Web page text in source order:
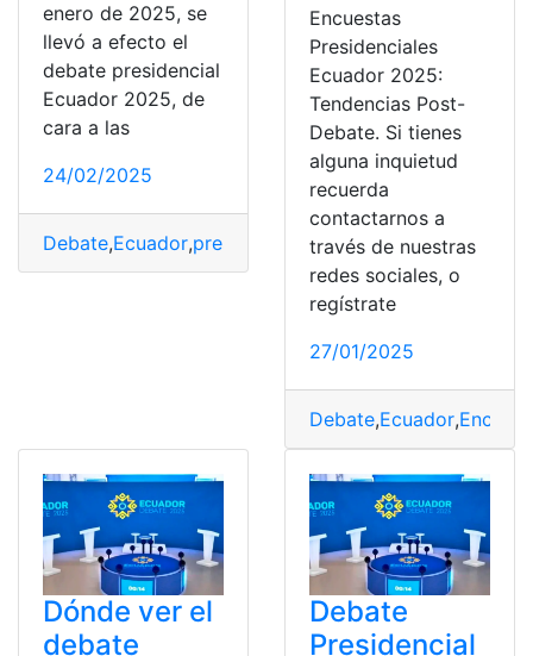
enero de 2025, se
llevó a efecto el
debate presidencial
Ecuador 2025, de
cara a las
24/02/2025
Debate,Ecuador,presidencial Resumen
Encuestas
Presidenciales
Ecuador 2025:
Tendencias Post-
Debate. Si tienes
alguna inquietud
recuerda
contactarnos a
través de nuestras
redes sociales, o
regístrate
27/01/2025
Debate,Ecuador,
Dónde ver el
debate
Debate
Presidencial